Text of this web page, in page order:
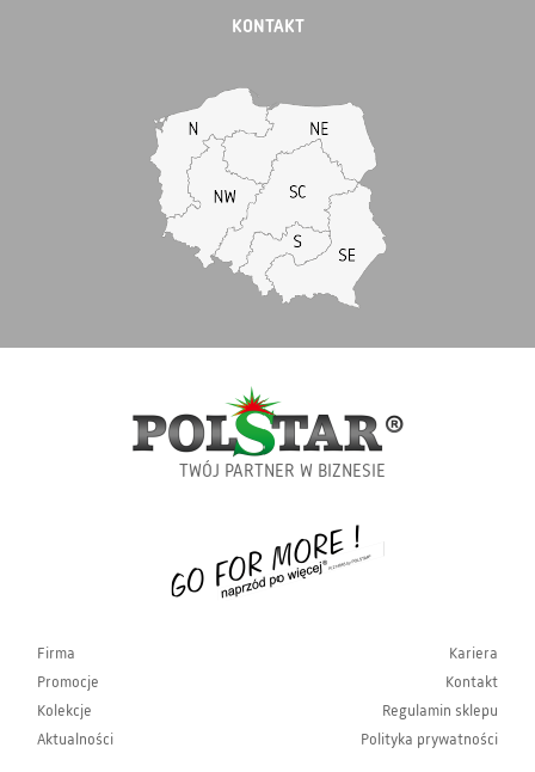
KONTAKT
TWÓJ PARTNER W BIZNESIE
Firma
Promocje
Kolekcje
Aktualności
Kariera
Kontakt
Regulamin sklepu
Polityka prywatności